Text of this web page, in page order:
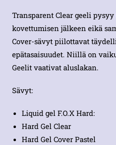
Transparent Clear geeli
kovettumisen jälkeen eikä
Cover-sävyt piilottavat
epätasaisuudet. Niillä on
Geelit vaativat aluslakan.
Sävyt:
Liquid gel F.O.X Hard:
Hard Gel Clear
Hard Gel Cover Pastel